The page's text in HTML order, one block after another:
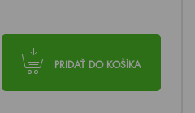
PRIDAŤ DO KOŠÍKA